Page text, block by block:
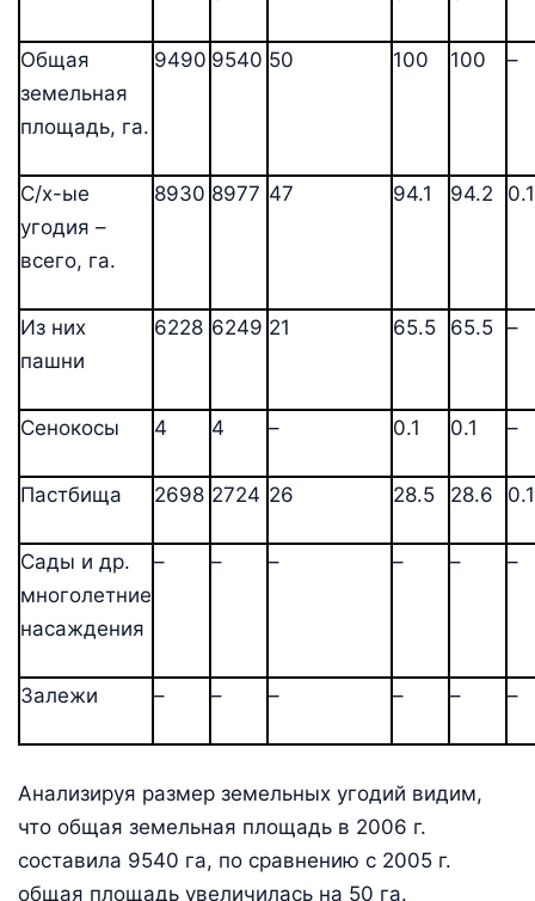
Общая
земельная
площадь, га.
9490 9540 50 100 100 –
С/х-ые
угодия –
всего, га.
8930 8977 47 94.1 94.2 0.1
Из них
пашни
6228 6249 21 65.5 65.5 –
Сенокосы 4 4 – 0.1 0.1 –
Пастбища 2698 2724 26 28.5 28.6 0.1
Сады и др.
многолетние
насаждения
– – – – – –
Залежи – – – – – –
Анализируя размер земельных угодий видим,
что общая земельная площадь в 2006 г.
составила 9540 га, по сравнению с 2005 г.
общая площадь увеличилась на 50 га.